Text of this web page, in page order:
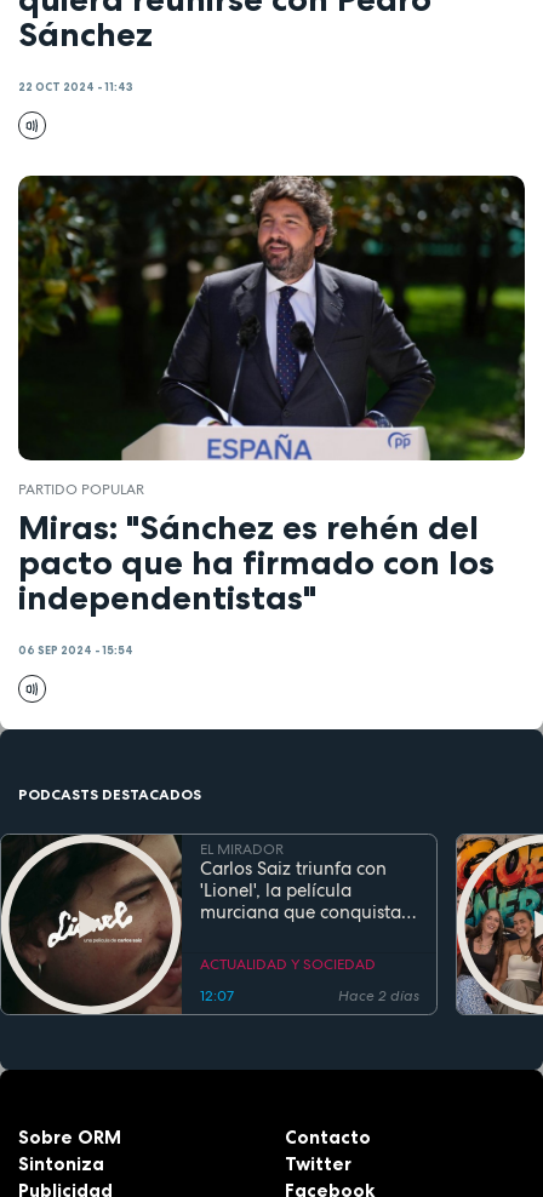
Sánchez
22 OCT 2024 - 11:43
PARTIDO POPULAR
Miras: "Sánchez es rehén del
pacto que ha firmado con los
independentistas"
06 SEP 2024 - 15:54
PODCASTS DESTACADOS
EL MIRADOR
Carlos Saiz triunfa con
'Lionel', la película
murciana que conquista
estreno
ACTUALIDAD Y SOCIEDAD
12:07
Hace 2 días
Sobre ORM
Sintoniza
Publicidad
Contacto
Twitter
Facebook